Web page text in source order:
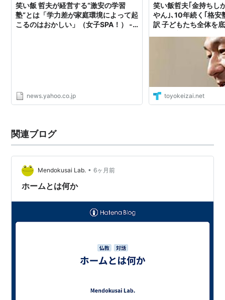
笑い飯 哲夫が経営する“激安の学習
塾“とは「学力差が家庭環境によって起
こるのはおかしい」（女子SPA！） -
news.yahoo.co.jp
笑い飯哲夫｢金持ちし
やん｣､10年続く｢格安
訳 子どもたち全体を
toyokeizai.net
関連ブログ
Mendokusai Lab. • 6ヶ月前
ホームとは何か